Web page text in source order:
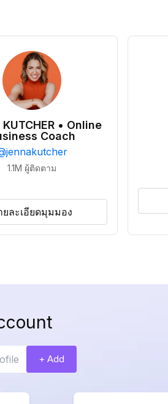
• Online
Coach
jennakutcher
1.1M ผู้ติดตาม
ยละเอียดมุมมอง
+ Add